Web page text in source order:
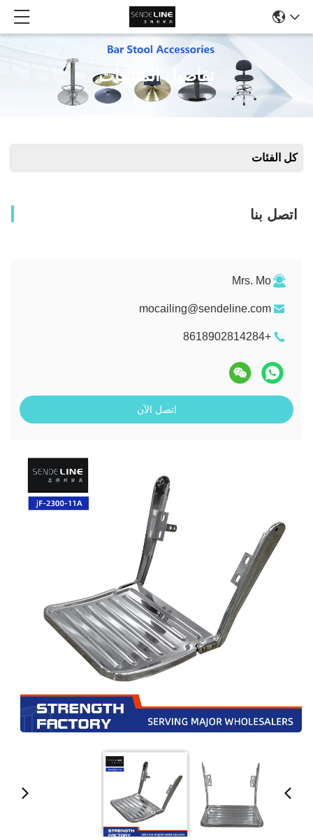
تفاصيل المنتجات
كل الفئات
اتصل بنا
Mrs. Mo
mocailing@sendeline.com
+8618902814284
اتصل الآن